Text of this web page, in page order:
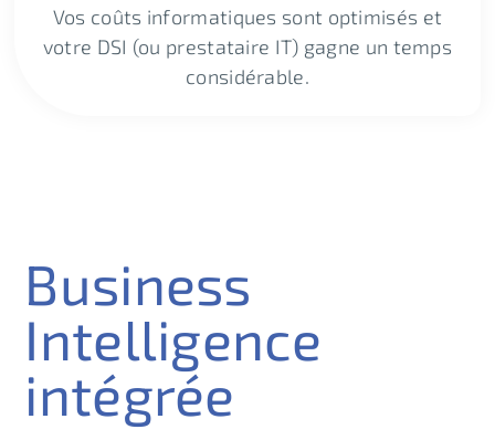
Vos coûts informatiques sont optimisés et
votre DSI (ou prestataire IT) gagne un temps
considérable.
Business
Intelligence
intégrée